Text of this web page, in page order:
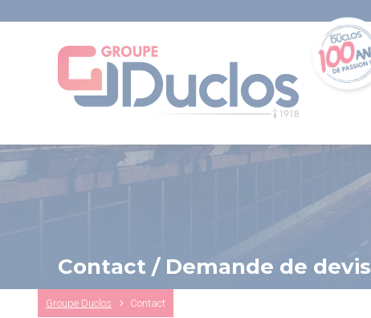
Contact / Demande de devis
Fil
d'Ariane
Groupe Duclos Contact